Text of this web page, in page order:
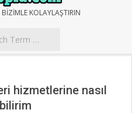
KOLAYLAŞTIRIN
hizmetlerine nasıl